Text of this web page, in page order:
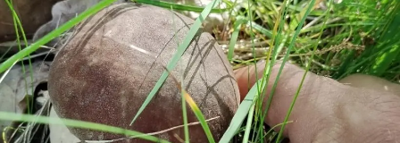
Все материалы 7инфо
О НАС
ПОИСК ПО САЙТУ